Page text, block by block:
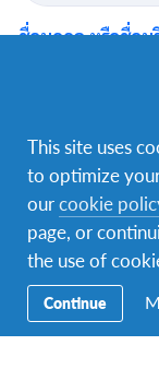
ขั้
This site uses
to optimize
ourcookie
page, or
the use of
Continue